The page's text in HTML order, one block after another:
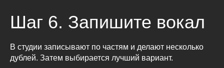
Шаг 6. Запишите вокал
В студии записывают по частям и делают несколько
дублей. Затем выбирается лучший вариант.